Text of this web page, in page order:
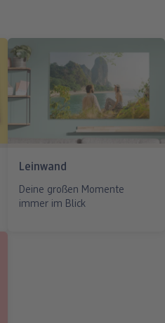
Leinwand
Deine großen Momente
immer im Blick